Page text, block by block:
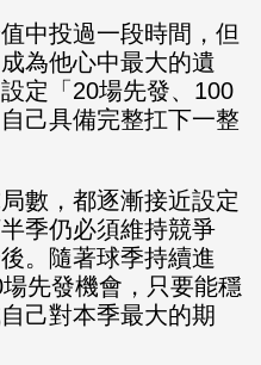
中投過一段時間，但
為他心中最大的遺
定「20場先發、100
己具備完整扛下一整
數，都逐漸接近設定
季仍必須維持競爭
。隨著球季持續進
先發機會，只要能穩
己對本季最大的期